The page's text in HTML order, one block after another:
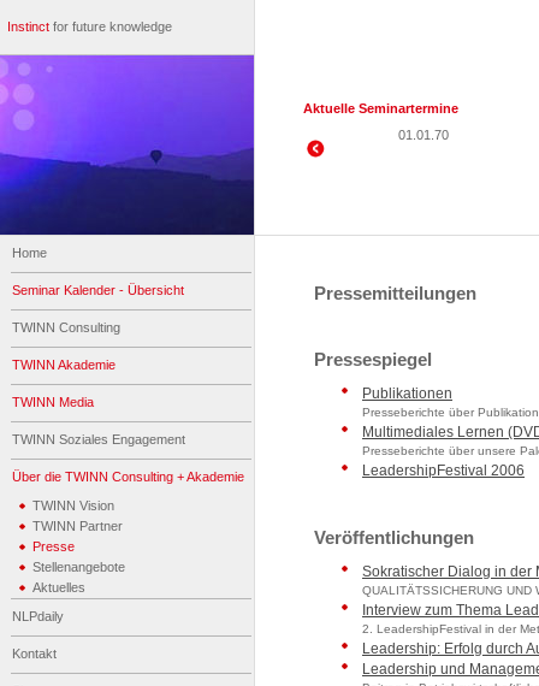
Instinct for future knowledge
Aktuelle Seminartermine
01.01.70
Home
Seminar Kalender - Übersicht
TWINN Consulting
TWINN Akademie
TWINN Media
TWINN Soziales Engagement
Über die TWINN Consulting + Akademie
TWINN Vision
TWINN Partner
Presse
Stellenangebote
Aktuelles
NLPdaily
Kontakt
Pressemitteilungen
Pressespiegel
Publikationen
Presseberichte über
Multimediales Lernen
Presseberichte über unsere
LeadershipFestival 2006
Veröffentlichungen
Sokratischer Dialog in der
QUALITÄTSSICHERUNG UND
Interview zum Thema
2. LeadershipFestival in der
Leadership: Erfolg durch
Leadership und